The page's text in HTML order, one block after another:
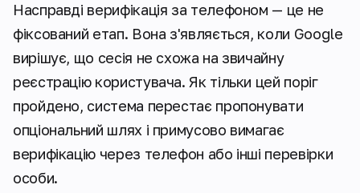
Насправді верифікація за телефоном — це не
фіксований етап. Вона з'являється, коли Google
вирішує, що сесія не схожа на звичайну
реєстрацію користувача. Як тільки цей поріг
пройдено, система перестає пропонувати
опціональний шлях і примусово вимагає
верифікацію через телефон або інші перевірки
особи.